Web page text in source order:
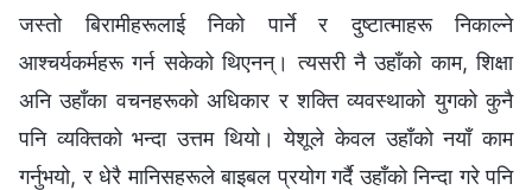
जस्तो बिरामीहरूलाई निको पार्ने र दुष्टात्माहरू निकाल्ने
आश्‍चर्यकर्महरू गर्न सकेको थिएनन्। त्यसरी नै उहाँको काम, शिक्षा
अनि उहाँका वचनहरूको अधिकार र शक्ति व्यवस्थाको युगको कुनै
पनि व्यक्तिको भन्दा उत्तम थियो। येशूले केवल उहाँको नयाँ काम
गर्नुभयो, र धेरै मानिसहरूले बाइबल प्रयोग गर्दै उहाँको निन्दा गरे पनि